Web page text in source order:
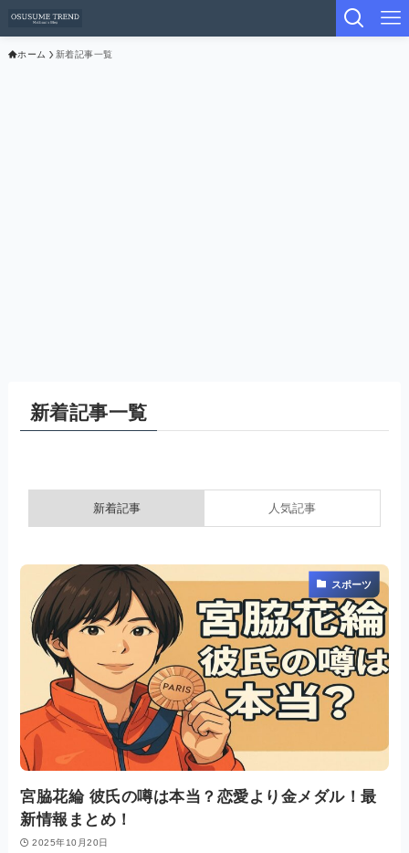
ホーム 新着記事一覧
新着記事一覧
新着記事 人気記事
スポーツ
宮脇花綸 彼氏の噂は本当？恋愛より金メダル！最
新情報まとめ！
2025年10月20日